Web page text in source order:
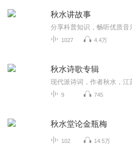
秋水讲故事
1027 4.4万
秋水诗歌专辑
9 745
秋水堂论金瓶梅
102 14.5万